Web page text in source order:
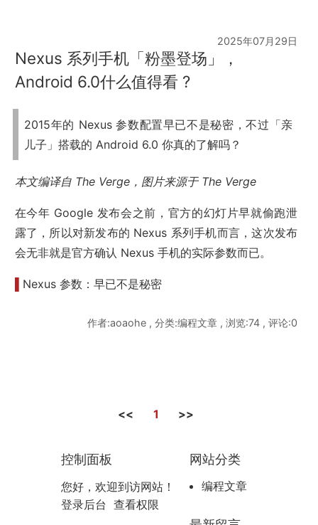
2025年07月29日
Nexus 系列手机「粉墨登场」，
Android 6.0什么值得看 ?
2015年的 Nexus 参数配置早已不是秘密，不过「亲
儿子」搭载的 Android 6.0 你真的了解吗？
本文编译自 The Verge，图片来源于 The Verge
在今年 Google 发布会之前，官方的幻灯片早就偷跑泄
露了，所以对新发布的 Nexus 系列手机而言，这次发布
会无非就是官方确认 Nexus 手机的实际参数而已。
Nexus 参数：早已不是秘密
作者:aoaohe , 分类:编程文章 , 浏览:74 , 评论:0
<< 1 >>
控制面板
您好，欢迎到访网站！
登录后台 查看权限
网站分类
编程文章